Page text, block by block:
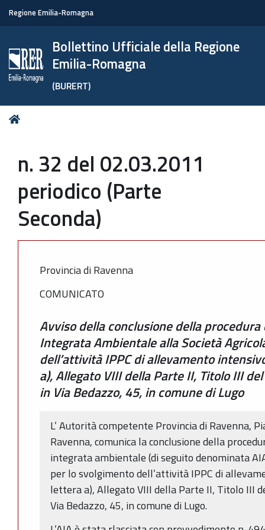
Regione Emilia-Romagna
Bollettino Ufficiale della Regione
Emilia-Romagna
(BURERT)
Tu
n. 32 del 02.03.2011
periodico (Parte
Seconda)
Provincia di Ravenna
COMUNICATO
Avviso della conclusione della
Integrata Ambientale alla Società
dell’attività IPPC di allevamento
a), Allegato VIII della Parte II, Titolo III
in Via Bedazzo, 45, in comune di Lugo
L’ Autorità competente Provincia di Ravenna,
Ravenna, comunica la conclusione della
integrata ambientale (di seguito denominata
per lo svolgimento dell’attività IPPC di
lettera a), Allegato VIII della Parte II, Titolo III
Via Bedazzo, 45, in comune di Lugo.